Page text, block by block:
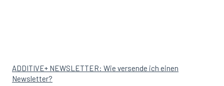
ADDITIVE+ NEWSLETTER: Wie versende ich einen
Newsletter?